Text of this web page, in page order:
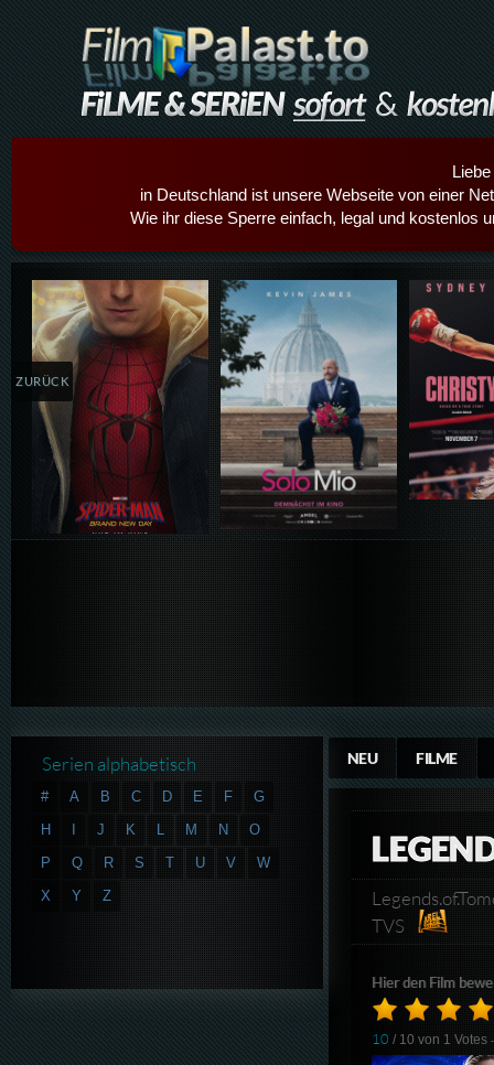
in Deutschland ist unsere Webseite von einer
Wie ihr diese Sperre einfach, legal und kostenlos
Details,Play Details,Play
ZURÜCK
NEU FILME
TVS
Hier den Film
10 / 10 von 1 Votes
Serien alphabetisch
# A B C D E F
G
H
I J K L M N
O
P
Q R S T U V
W
X
Y Z